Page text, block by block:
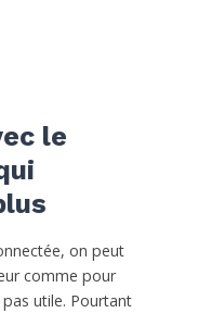
le
on peut
comme pour
utile. Pourtant